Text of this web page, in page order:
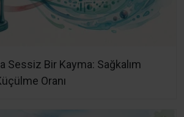
Sessiz Bir Kayma: Sağkalım
Oranı